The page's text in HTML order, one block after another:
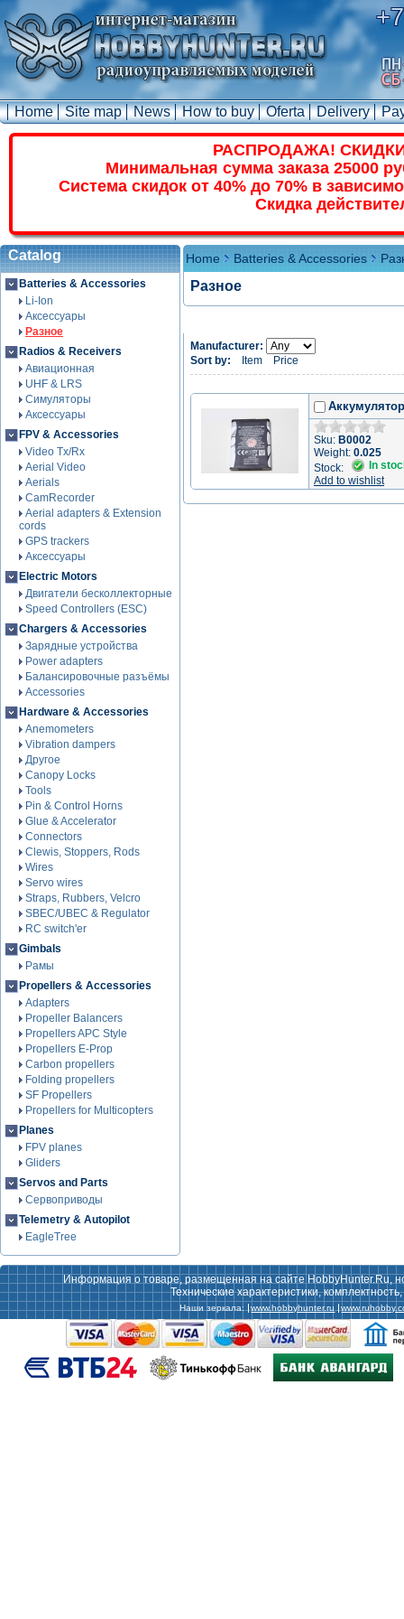
Home Site map News How to buy Oferta Delivery
РАСПРОДАЖА!
Минимальная сумма заказа 25000
Система скидок от 40% до 70% в
Скидка
Catalog
Batteries & Accessories
Li-Ion
Аксессуары
Разное
Radios & Receivers
Авиационная
UHF & LRS
Симуляторы
Аксессуары
FPV & Accessories
Video Tx/Rx
Aerial Video
Aerials
CamRecorder
Aerial adapters & Extension
cords
GPS trackers
Аксессуары
Electric Motors
Двигатели бесколлекторные
Speed Controllers (ESC)
Chargers & Accessories
Зарядные устройства
Power adapters
Балансировочные разъёмы
Accessories
Hardware & Accessories
Anemometers
Vibration dampers
Другое
Canopy Locks
Tools
Pin & Control Horns
Glue & Accelerator
Connectors
Clewis, Stoppers, Rods
Wires
Servo wires
Straps, Rubbers, Velcro
SBEC/UBEC & Regulator
RC switch'er
Gimbals
Рамы
Propellers & Accessories
Adapters
Propeller Balancers
Propellers APC Style
Propellers E-Prop
Carbon propellers
Folding propellers
SF Propellers
Propellers for Multicopters
Planes
FPV planes
Gliders
Servos and Parts
Сервоприводы
Telemetry & Autopilot
EagleTree
Home Batteries & Accessories
Разное
Manufacturer:
Sort by:
Item Price
Sku: B0002
Weight: 0.025
Stock:
In
Add to wishlist
Информация о товаре, размещенная на сайте HobbyHunter.Ru,
Технические характеристики,
Наши зеркала: www.hobbyhunter.ru